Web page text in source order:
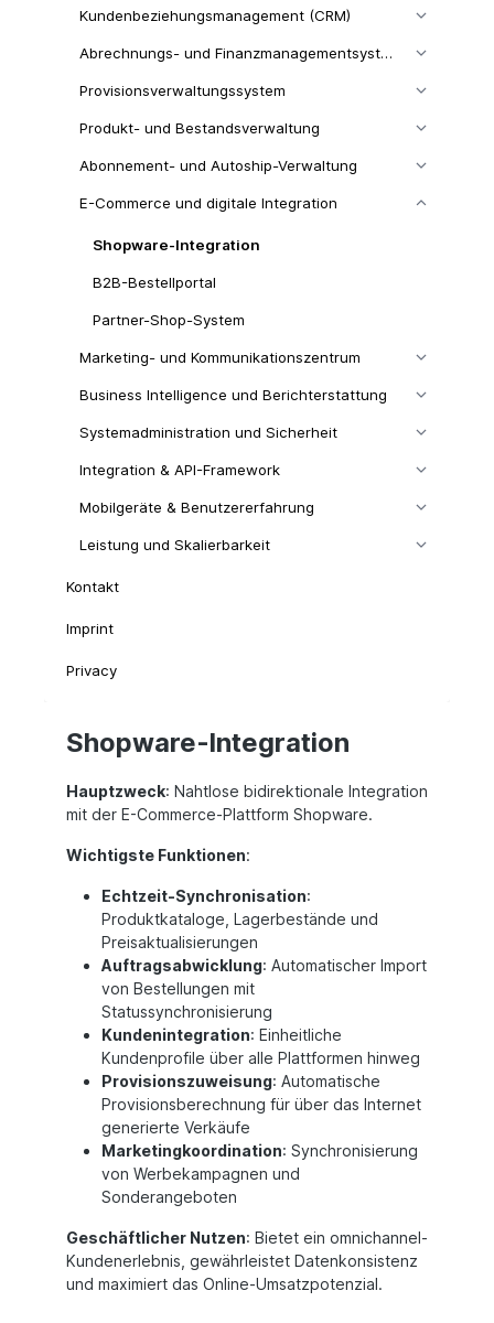
Kundenbeziehungsmanagement (CRM)
Abrechnungs- und Finanzmanagementsystem
Provisionsverwaltungssystem
Produkt- und Bestandsverwaltung
Abonnement- und Autoship-Verwaltung
E-Commerce und digitale Integration
Shopware-Integration
B2B-Bestellportal
Partner-Shop-System
Marketing- und Kommunikationszentrum
Business Intelligence und Berichterstattung
Systemadministration und Sicherheit
Integration & API-Framework
Mobilgeräte & Benutzererfahrung
Leistung und Skalierbarkeit
Kontakt
Imprint
Privacy
Shopware-Integration
Hauptzweck: Nahtlose bidirektionale Integration
mit der E-Commerce-Plattform Shopware.
Wichtigste Funktionen:
Echtzeit-Synchronisation:
Produktkataloge, Lagerbestände und
Preisaktualisierungen
Auftragsabwicklung: Automatischer Import
von Bestellungen mit
Statussynchronisierung
Kundenintegration: Einheitliche
Kundenprofile über alle Plattformen hinweg
Provisionszuweisung: Automatische
Provisionsberechnung für über das Internet
generierte Verkäufe
Marketingkoordination: Synchronisierung
von Werbekampagnen und
Sonderangeboten
Geschäftlicher Nutzen: Bietet ein omnichannel-
Kundenerlebnis, gewährleistet Datenkonsistenz
und maximiert das Online-Umsatzpotenzial.